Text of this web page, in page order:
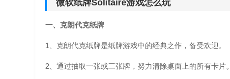
微软纸牌Solitaire游戏怎么玩
一、克朗代克纸牌
1、克朗代克纸牌是纸牌游戏中的经典之作，备受欢迎。
2、通过抽取一张或三张牌，努力清除桌面上的所有卡片。